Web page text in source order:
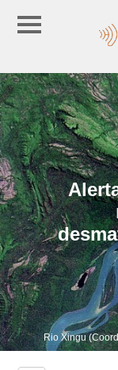
Rio Xingu